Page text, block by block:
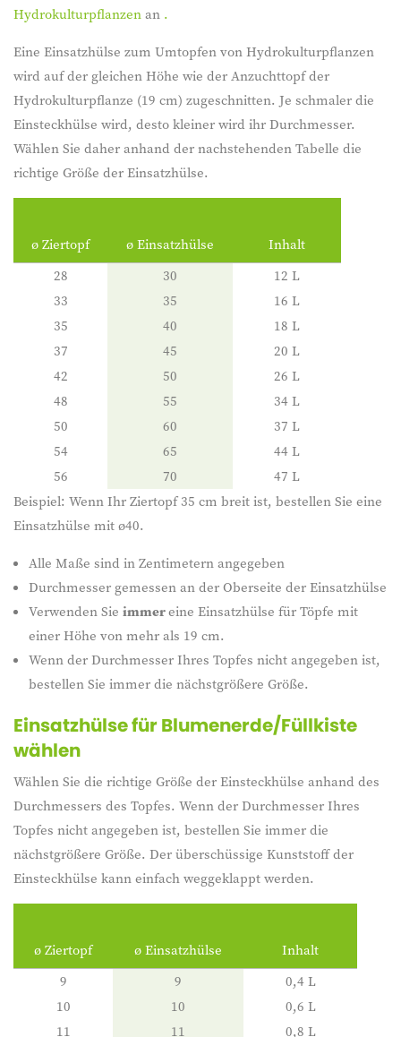
Hydrokulturpflanzenan .
Eine Einsatzhülse zum Umtopfen von Hydrokulturpflanzen
wird auf der gleichen Höhe wie der Anzuchttopf der
Hydrokulturpflanze (19 cm) zugeschnitten. Je schmaler die
Einsteckhülse wird, desto kleiner wird ihr Durchmesser.
Wählen Sie daher anhand der nachstehenden Tabelle die
richtige Größe der Einsatzhülse.
ø Ziertopf ø Einsatzhülse
Inhalt
28
30
12 L
33
35
16 L
35
40
18 L
37
45
20 L
42
50
26 L
48
55
34 L
50
60
37 L
54
65
44 L
56
70
47 L
Beispiel: Wenn Ihr Ziertopf 35 cm breit ist, bestellen Sie eine
Einsatzhülse mit ø40.
Alle Maße sind in Zentimetern angegeben
Durchmesser gemessen an der Oberseite der Einsatzhülse
Verwenden Sie immereine Einsatzhülse für Töpfe mit
einer Höhe von mehr als 19 cm.
Wenn der Durchmesser Ihres Topfes nicht angegeben ist,
bestellen Sie immer die nächstgrößere Größe.
Einsatzhülse für Blumenerde/Füllkiste
wählen
Wählen Sie die richtige Größe der Einsteckhülse anhand des
Durchmessers des Topfes. Wenn der Durchmesser Ihres
Topfes nicht angegeben ist, bestellen Sie immer die
nächstgrößere Größe. Der überschüssige Kunststoff der
Einsteckhülse kann einfach weggeklappt werden.
ø Ziertopf ø Einsatzhülse
Inhalt
9
9
0,4 L
10
10
0,6 L
11
11 0,8 L